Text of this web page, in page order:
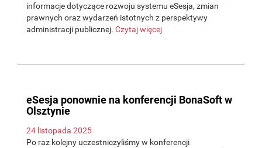
informacje dotyczące rozwoju systemu eSesja, zmian
prawnych oraz wydarzeń istotnych z perspektywy
administracji publicznej. Czytaj więcej
eSesja ponownie na konferencji BonaSoft w
Olsztynie
24 listopada 2025
Po raz kolejny uczestniczyliśmy w konferencji